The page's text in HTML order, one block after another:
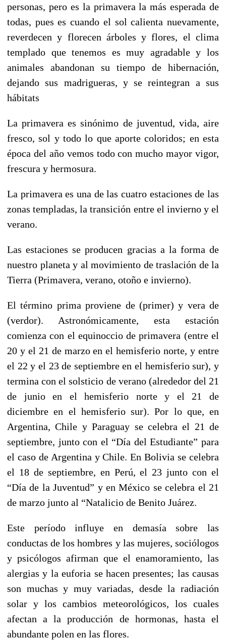
personas, pero es la primavera la más esperada de
todas, pues es cuando el sol calienta nuevamente,
reverdecen y florecen árboles y flores, el clima
templado que tenemos es muy agradable y los
animales abandonan su tiempo de hibernación,
dejando sus madrigueras, y se reintegran a sus
hábitats
La primavera es sinónimo de juventud, vida, aire
fresco, sol y todo lo que aporte coloridos; en esta
época del año vemos todo con mucho mayor vigor,
frescura y hermosura.
La primavera es una de las cuatro estaciones de las
zonas templadas, la transición entre el invierno y el
verano.
Las estaciones se producen gracias a la forma de
nuestro planeta y al movimiento de traslación de la
Tierra (Primavera, verano, otoño e invierno).
El término prima proviene de (primer) y vera de
(verdor). Astronómicamente, esta estación
comienza con el equinoccio de primavera (entre el
20 y el 21 de marzo en el hemisferio norte, y entre
el 22 y el 23 de septiembre en el hemisferio sur), y
termina con el solsticio de verano (alrededor del 21
de junio en el hemisferio norte y el 21 de
diciembre en el hemisferio sur). Por lo que, en
Argentina, Chile y Paraguay se celebra el 21 de
septiembre, junto con el “Día del Estudiante” para
el caso de Argentina y Chile. En Bolivia se celebra
el 18 de septiembre, en Perú, el 23 junto con el
“Día de la Juventud” y en México se celebra el 21
de marzo junto al “Natalicio de Benito Juárez.
Este período influye en demasía sobre las
conductas de los hombres y las mujeres, sociólogos
y psicólogos afirman que el enamoramiento, las
alergias y la euforia se hacen presentes; las causas
son muchas y muy variadas, desde la radiación
solar y los cambios meteorológicos, los cuales
afectan a la producción de hormonas, hasta el
abundante polen en las flores.